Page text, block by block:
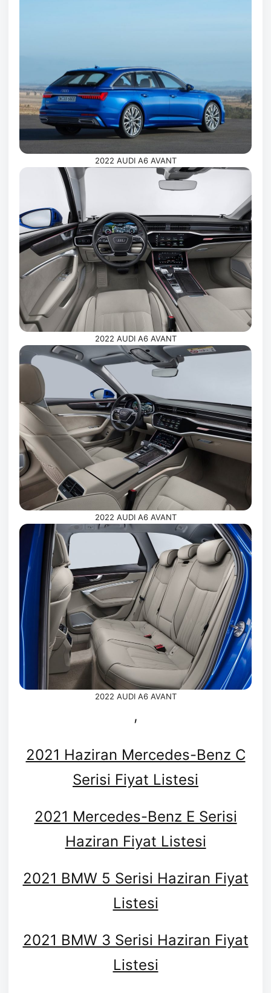
2022 AUDI A6 AVANT
2022 AUDI A6 AVANT
2022 AUDI A6 AVANT
2022 AUDI A6 AVANT
,
2021 Haziran Mercedes-Benz C
Serisi Fiyat Listesi
2021 Mercedes-Benz E Serisi
Haziran Fiyat Listesi
2021 BMW 5 Serisi Haziran Fiyat
Listesi
2021 BMW 3 Serisi Haziran Fiyat
Listesi